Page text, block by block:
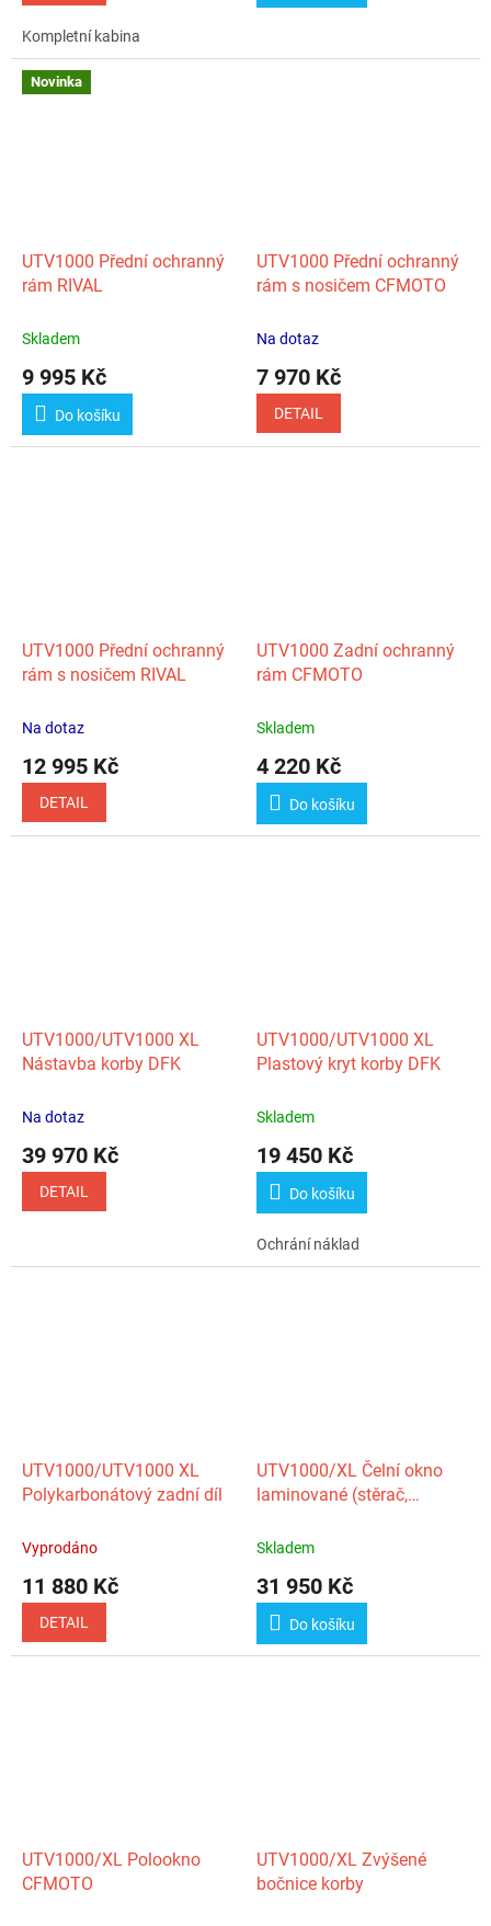
Kompletní kabina
Novinka
UTV1000 Přední ochranný
rám RIVAL
Skladem
9 995 Kč
Do košíku
UTV1000 Přední ochranný
rám s nosičem CFMOTO
Na dotaz
7 970 Kč
DETAIL
UTV1000 Přední ochranný
rám s nosičem RIVAL
Na dotaz
12 995 Kč
DETAIL
UTV1000 Zadní ochranný
rám CFMOTO
Skladem
4 220 Kč
Do košíku
UTV1000/UTV1000 XL
Nástavba korby DFK
Na dotaz
39 970 Kč
DETAIL
UTV1000/UTV1000 XL
Plastový kryt korby DFK
Skladem
19 450 Kč
Do košíku
Ochrání náklad
UTV1000/UTV1000 XL
Polykarbonátový zadní díl
Vyprodáno
11 880 Kč
DETAIL
UTV1000/XL Čelní okno
laminované (stěrač,
Skladem
31 950 Kč
Do košíku
UTV1000/XL Polookno
CFMOTO
UTV1000/XL Zvýšené
bočnice korby